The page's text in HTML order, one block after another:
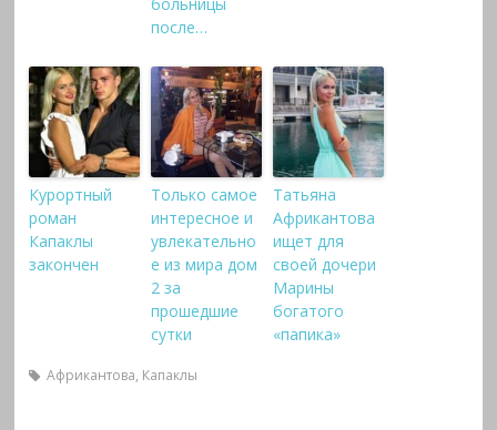
после…
Курортный
роман
Капаклы
закончен
Только самое
интересное и
увлекательно
е из мира дом
2 за
прошедшие
сутки
Татьяна
Африкантова
ищет для
своей дочери
Марины
богатого
«папика»
Африкантова, Капаклы